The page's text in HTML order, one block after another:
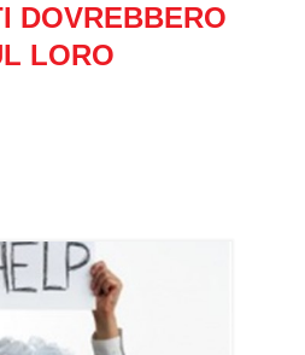
DOVREBBERO
LORO